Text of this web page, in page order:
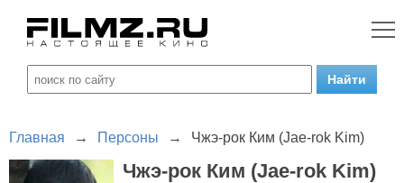
Главная → Персоны → Чжэ-рок Ким (Jae-rok Kim)
Чжэ-рок Ким (Jae-rok Kim)